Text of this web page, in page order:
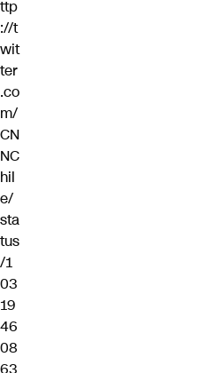
ttp
://t
wit
ter
.co
m/
CN
NC
hil
e/
sta
tus
/1
03
19
46
08